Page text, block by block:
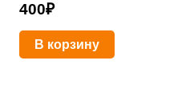
400₽
В корзину